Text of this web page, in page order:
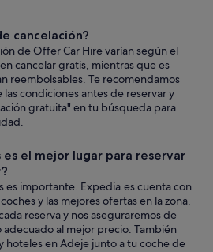
cancelación?
de Offer Car Hire varían según el
cancelar gratis, mientras que es
reembolsables. Te recomendamos
condiciones antes de reservar y
gratuita" en tu búsqueda para
es el mejor lugar para reservar
es importante. Expedia.es cuenta con
y las mejores ofertas en la zona.
reserva y nos aseguraremos de
al mejor precio. También
hoteles en Adeje junto a tu coche de